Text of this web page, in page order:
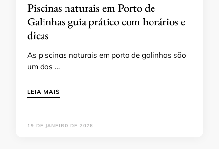
Piscinas naturais em Porto de
Galinhas guia prático com horários e
dicas
As piscinas naturais em porto de galinhas são
um dos …
LEIA MAIS
19 DE JANEIRO DE 2026